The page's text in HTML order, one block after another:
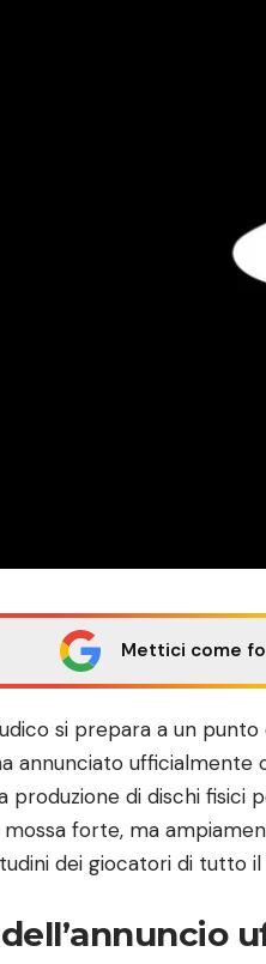
Mettici come
si prepara a un punto
annunciato ufficialmente
produzione di dischi fisici
mossa forte, ma
dei giocatori di tutto